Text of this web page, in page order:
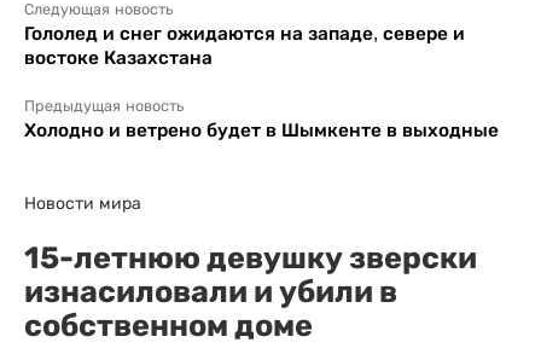
Следующая новость
Гололед и снег ожидаются на западе, севере и
востоке Казахстана
Предыдущая новость
Холодно и ветрено будет в Шымкенте в выходные
Новости мира
15-летнюю девушку зверски
изнасиловали и убили в
собственном доме